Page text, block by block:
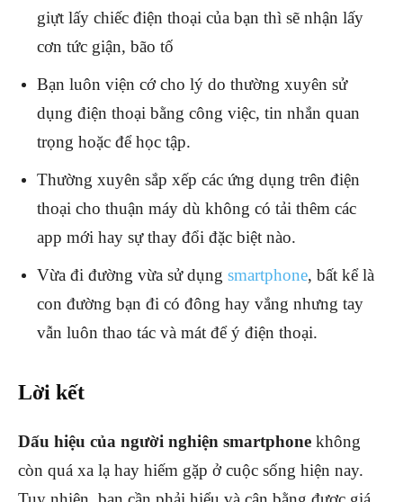
giựt lấy chiếc điện thoại của bạn thì sẽ nhận lấy
cơn tức giận, bão tố
Bạn luôn viện cớ cho lý do thường xuyên sử
dụng điện thoại bằng công việc, tin nhắn quan
trọng hoặc để học tập.
Thường xuyên sắp xếp các ứng dụng trên điện
thoại cho thuận máy dù không có tải thêm các
app mới hay sự thay đổi đặc biệt nào.
Vừa đi đường vừa sử dụng smartphone, bất kể là
con đường bạn đi có đông hay vắng nhưng tay
vẫn luôn thao tác và mát để ý điện thoại.
Lời kết
Dấu hiệu của người nghiện smartphone không
còn quá xa lạ hay hiếm gặp ở cuộc sống hiện nay.